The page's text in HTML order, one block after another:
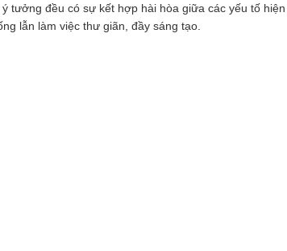
tưởng đều có sự kết hợp hài hòa giữa các yếu tố
lẫn làm việc thư giãn, đầy sáng tạo.